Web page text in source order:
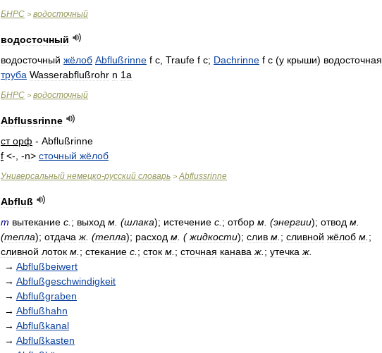
БНРС > водосточный
водосточный
водосточный жёлоб Abflußrinne f c Traufe f c; Dachrinne f c (у крыши) водосточная
труба Wasserabflußrohr n 1a
БНРС > водосточный
Abflussrinne
ст орф - Abflußrinne
f <-, -n> сточный жёлоб
Универсальный немецко-русский словарь > Abflussrinne
Abfluß
m вытекание с ; выход м . (шлака); истечение с ; отбор м . (энергии); отвод м
(тепла); отдача ж . (тепла); расход м . (жидкости); слив м ; сливной жёлоб м ;
сливной лоток м ; стекание с ; сток м ; сточная канава ж ; утечка ж
→ Abflußbeiwert
→ Abflußgeschwindigkeit
→ Abflußgraben
→ Abflußhahn
→ Abflußkanal
→ Abflußkasten